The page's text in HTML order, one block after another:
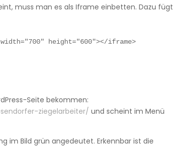
muss man es als Iframe einbetten. Dazu fügt
height="600"></iframe>
Seite bekommen:
ziegelarbeiter/ und scheint im Menü
im Bild grün angedeutet. Erkennbar ist die